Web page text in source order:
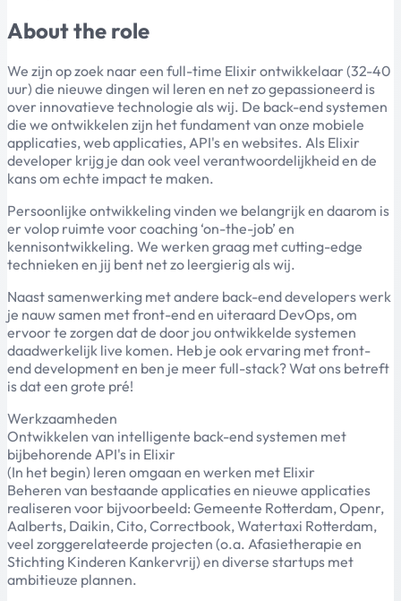
About the role
We zijn op zoek naar een full-time Elixir ontwikkelaar (32-40
uur) die nieuwe dingen wil leren en net zo gepassioneerd is
over innovatieve technologie als wij. De back-end systemen
die we ontwikkelen zijn het fundament van onze mobiele
applicaties, web applicaties, API's en websites. Als Elixir
developer krijg je dan ook veel verantwoordelijkheid en de
kans om echte impact te maken.
Persoonlijke ontwikkeling vinden we belangrijk en daarom is
er volop ruimte voor coaching ‘on-the-job’ en
kennisontwikkeling. We werken graag met cutting-edge
technieken en jij bent net zo leergierig als wij.
Naast samenwerking met andere back-end developers werk
je nauw samen met front-end en uiteraard DevOps, om
ervoor te zorgen dat de door jou ontwikkelde systemen
daadwerkelijk live komen. Heb je ook ervaring met front-
end development en ben je meer full-stack? Wat ons betreft
is dat een grote pré!
Werkzaamheden
Ontwikkelen van intelligente back-end systemen met
bijbehorende API's in Elixir
(In het begin) leren omgaan en werken met Elixir
Beheren van bestaande applicaties en nieuwe applicaties
realiseren voor bijvoorbeeld: Gemeente Rotterdam, Openr,
Aalberts, Daikin, Cito, Correctbook, Watertaxi Rotterdam,
veel zorggerelateerde projecten (o.a. Afasietherapie en
Stichting Kinderen Kankervrij) en diverse startups met
ambitieuze plannen.